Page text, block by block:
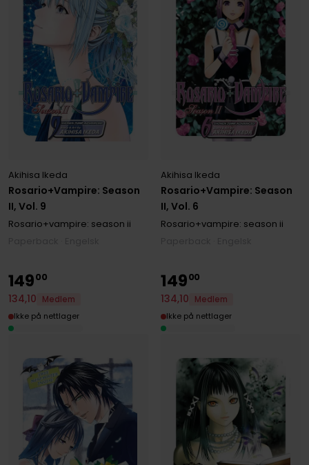
Rosario+Vampire: Season
II, Vol. 9
Akihisa Ikeda
Rosario+vampire: season ii
Rosario+Vampire: Season
II, Vol. 6
Akihisa Ikeda
Rosario+vampire: season ii
14900
134,10
Medlem
Ikke på nettlager
14900
134,10
Medlem
Ikke på nettlager